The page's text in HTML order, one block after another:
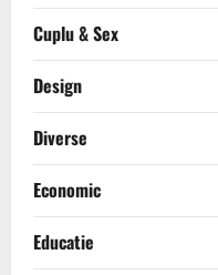
Cuplu & Sex
Design
Diverse
Economic
Educatie